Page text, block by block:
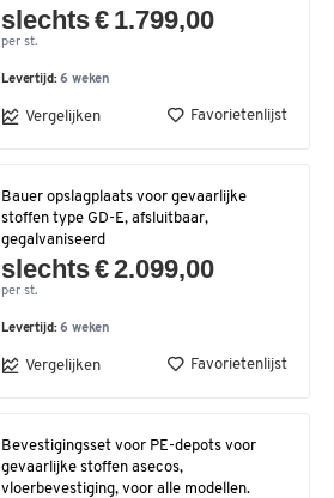
slechts € 1.799,00
per st.
Levertijd:6 weken
Vergelijken Favorietenlijst
Bauer opslagplaats voor gevaarlijke
stoffen type GD-E, afsluitbaar,
gegalvaniseerd
slechts € 2.099,00
per st.
Levertijd:6 weken
Vergelijken Favorietenlijst
Bevestigingsset voor PE-depots voor
gevaarlijke stoffen asecos,
vloerbevestiging, voor alle modellen.